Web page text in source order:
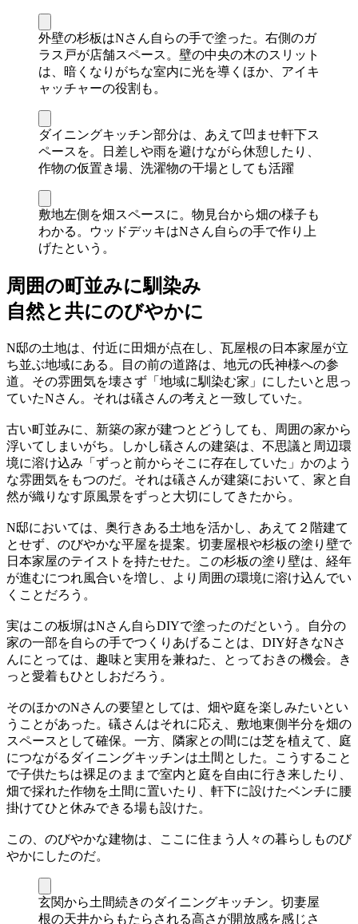
外壁の杉板はNさん自らの手で塗った。右側のガ
ラス戸が店舗スペース。壁の中央の木のスリット
は、暗くなりがちな室内に光を導くほか、アイキ
ャッチャーの役割も。
ダイニングキッチン部分は、あえて凹ませ軒下ス
ペースを。日差しや雨を避けながら休憩したり、
作物の仮置き場、洗濯物の干場としても活躍
敷地左側を畑スペースに。物見台から畑の様子も
わかる。ウッドデッキはNさん自らの手で作り上
げたという。
周囲の町並みに馴染み
自然と共にのびやかに
N邸の土地は、付近に田畑が点在し、瓦屋根の日本家屋が立
ち並ぶ地域にある。目の前の道路は、地元の氏神様への参
道。その雰囲気を壊さず「地域に馴染む家」にしたいと思っ
ていたNさん。それは礒さんの考えと一致していた。
古い町並みに、新築の家が建つとどうしても、周囲の家から
浮いてしまいがち。しかし礒さんの建築は、不思議と周辺環
境に溶け込み「ずっと前からそこに存在していた」かのよう
な雰囲気をもつのだ。それは礒さんが建築において、家と自
然が織りなす原風景をずっと大切にしてきたから。
N邸においては、奥行きある土地を活かし、あえて２階建て
とせず、のびやかな平屋を提案。切妻屋根や杉板の塗り壁で
日本家屋のテイストを持たせた。この杉板の塗り壁は、経年
が進むにつれ風合いを増し、より周囲の環境に溶け込んでい
くことだろう。
実はこの板塀はNさん自らDIYで塗ったのだという。自分の
家の一部を自らの手でつくりあげることは、DIY好きなNさ
んにとっては、趣味と実用を兼ねた、とっておきの機会。き
っと愛着もひとしおだろう。
そのほかのNさんの要望としては、畑や庭を楽しみたいとい
うことがあった。礒さんはそれに応え、敷地東側半分を畑の
スペースとして確保。一方、隣家との間には芝を植えて、庭
につながるダイニングキッチンは土間とした。こうすること
で子供たちは裸足のままで室内と庭を自由に行き来したり、
畑で採れた作物を土間に置いたり、軒下に設けたベンチに腰
掛けてひと休みできる場も設けた。
この、のびやかな建物は、ここに住まう人々の暮らしものび
やかにしたのだ。
玄関から土間続きのダイニングキッチン。切妻屋
根の天井からもたらされる高さが開放感を感じさ